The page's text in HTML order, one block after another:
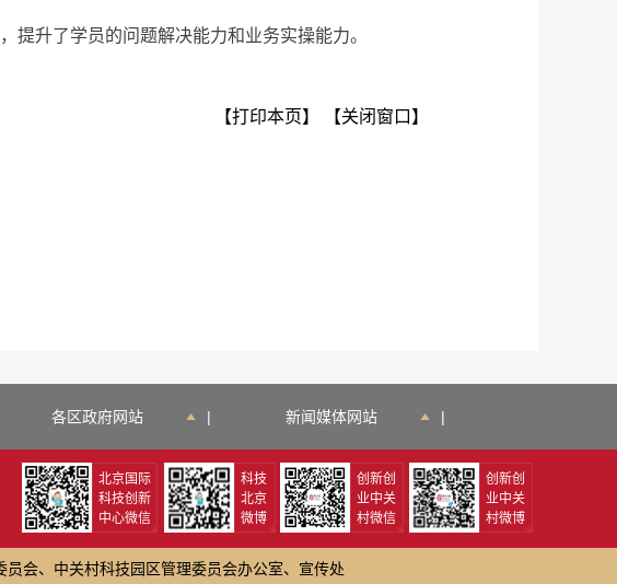
升了学员的问题解决能力和业务实操能力。
【打印本页】 【关闭窗口】
各区政府网站 | 新闻媒体网站 |
北京国际
科技创新
中心微信
科技
北京
微博
创新创
业中关
村微信
创新创
业中关
村微博
员会、中关村科技园区管理委员会办公室、宣传处